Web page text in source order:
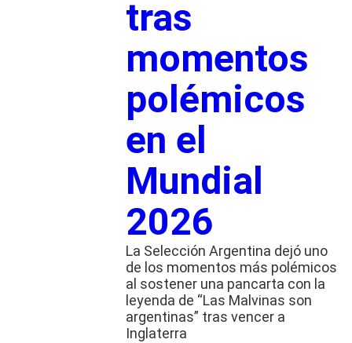
tras
momentos
polémicos
en el
Mundial
2026
La Selección Argentina dejó uno
de los momentos más polémicos
al sostener una pancarta con la
leyenda de “Las Malvinas son
argentinas” tras vencer a
Inglaterra